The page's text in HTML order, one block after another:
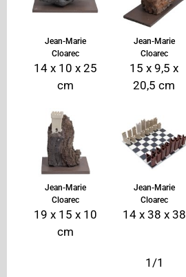
Jean-Marie
Cloarec
14 x 10 x 25
cm
Jean-Marie
Cloarec
15 x 9,5 x
20,5 cm
Jean-Marie
Cloarec
19 x 15 x 10
cm
Jean-Marie
Cloarec
14 x 38 x 38
1/1